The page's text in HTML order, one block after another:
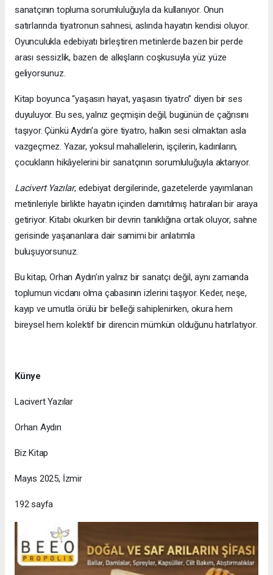
sanatçının topluma sorumluluğuyla da kullanıyor. Onun
satırlarında tiyatronun sahnesi, aslında hayatın kendisi oluyor.
Oyunculukla edebiyatı birleştiren metinlerde bazen bir perde
arası sessizlik, bazen de alkışların coşkusuyla yüz yüze
geliyorsunuz.
Kitap boyunca “yaşasın hayat, yaşasın tiyatro” diyen bir ses
duyuluyor. Bu ses, yalnız geçmişin değil, bugünün de çağrısını
taşıyor. Çünkü Aydın’a göre tiyatro, halkın sesi olmaktan asla
vazgeçmez. Yazar, yoksul mahallelerin, işçilerin, kadınların,
çocukların hikâyelerini bir sanatçının sorumluluğuyla aktarıyor.
Lacivert Yazılar, edebiyat dergilerinde, gazetelerde yayımlanan
metinleriyle birlikte hayatın içinden damıtılmış hatıraları bir araya
getiriyor. Kitabı okurken bir devrin tanıklığına ortak oluyor, sahne
gerisinde yaşananlara dair samimi bir anlatımla
buluşuyorsunuz.
Bu kitap, Orhan Aydın’ın yalnız bir sanatçı değil, aynı zamanda
toplumun vicdanı olma çabasının izlerini taşıyor. Keder, neşe,
kayıp ve umutla örülü bir belleği sahiplenirken, okura hem
bireysel hem kolektif bir direncin mümkün olduğunu hatırlatıyor.
Künye
Lacivert Yazılar
Orhan Aydın
Biz Kitap
Mayıs 2025, İzmir
192 sayfa